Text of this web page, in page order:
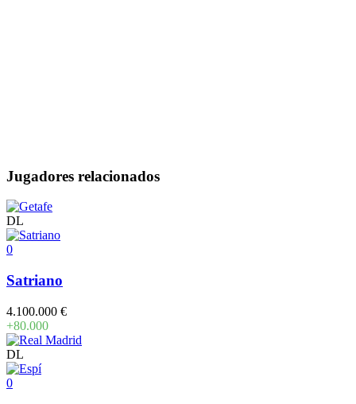
Jugadores relacionados
DL
0
Satriano
4.100.000 €
+80.000
DL
0